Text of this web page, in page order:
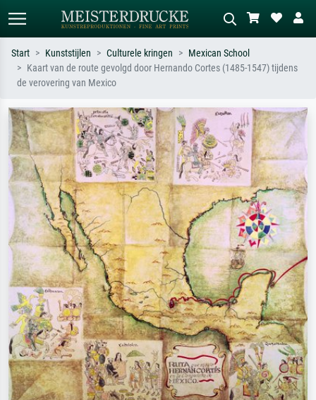
Standaard zoeken
Monet, Sterrennacht, impressionisme,
Hokusai-golf, naakt.
weide, abstract met veel rood, donker
olieverfschilderij, staand naakt naast
een boom.
Start Kunststijlen Culturele kringen
Mexican School
Kaart van de route gevolgd door Hernando Cortes (1485-1547) tijdens
de verovering van Mexico